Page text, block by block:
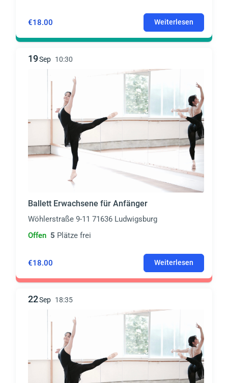
€18.00 Weiterlesen
19Sep 10:30
Ballett Erwachsene für Anfänger
Wöhlerstraße 9-11 71636 Ludwigsburg
Offen 5 Plätze frei
€18.00 Weiterlesen
22Sep 18:35